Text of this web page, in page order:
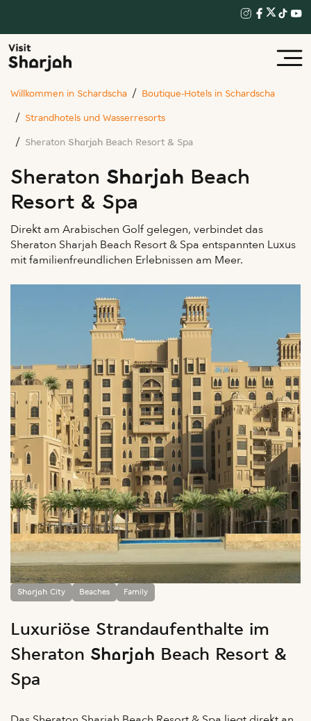
Willkommen in Schardscha Boutique-Hotels in Schardscha
Strandhotels und Wasserresorts
Sheraton Sharjah Beach Resort & Spa
Sheraton Sharjah Beach
Resort & Spa
Direkt am Arabischen Golf gelegen, verbindet das
Sheraton Sharjah Beach Resort & Spa entspannten Luxus
mit familienfreundlichen Erlebnissen am Meer.
Sharjah City Beaches Family
Luxuriöse Strandaufenthalte im
Sheraton Sharjah Beach Resort &
Spa